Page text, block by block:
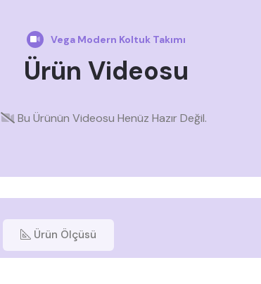
Vega Modern Koltuk Takımı
Ürün Videosu
Bu Ürünün Videosu Henüz Hazır Değil.
Ürün Ölçüsü